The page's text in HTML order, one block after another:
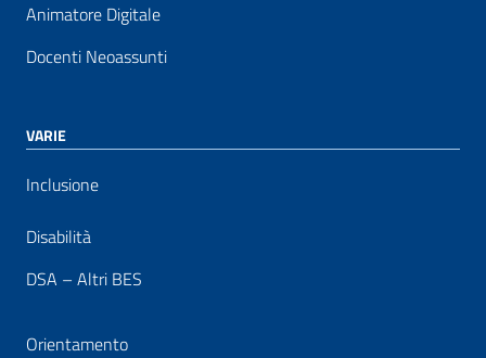
Animatore Digitale
Docenti Neoassunti
VARIE
Inclusione
Disabilità
DSA – Altri BES
Orientamento